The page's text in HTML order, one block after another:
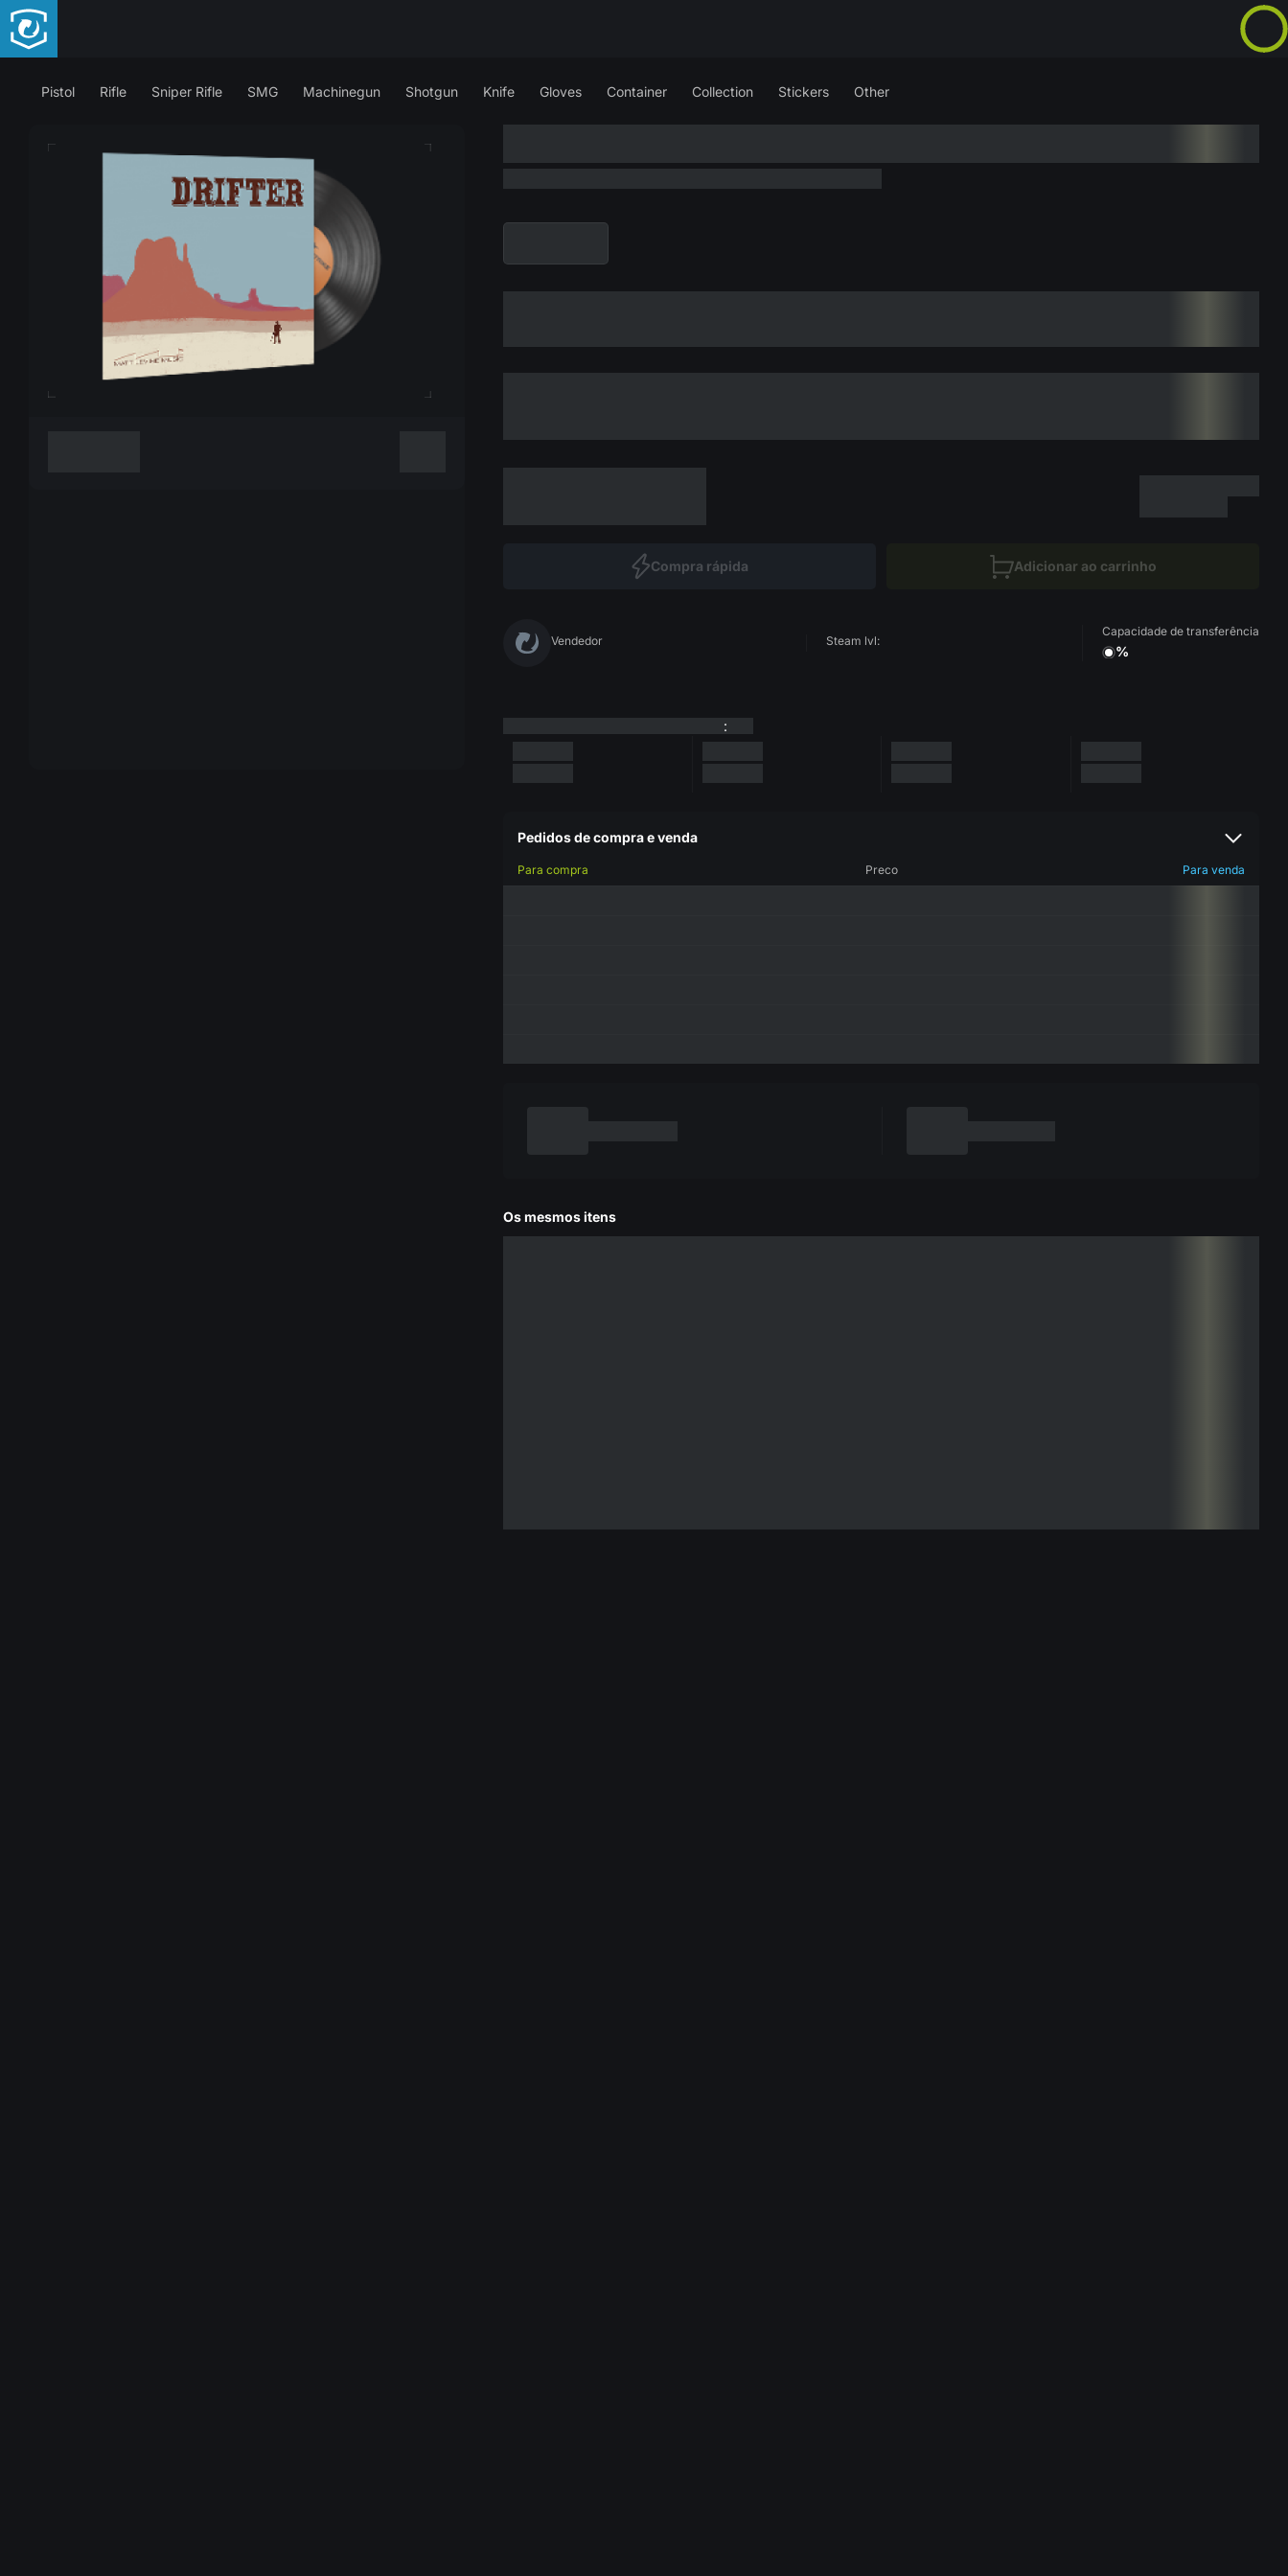
Pistol Rifle Sniper Rifle SMG Machinegun Shotgun Knife Gloves Container Collection Stickers Other
Compra rápida Adicionar ao carrinho
Vendedor Steam lvl:
Capacidade de transferência
%
:
Pedidos de compra e venda
Para compra Preco Para venda
Os mesmos itens